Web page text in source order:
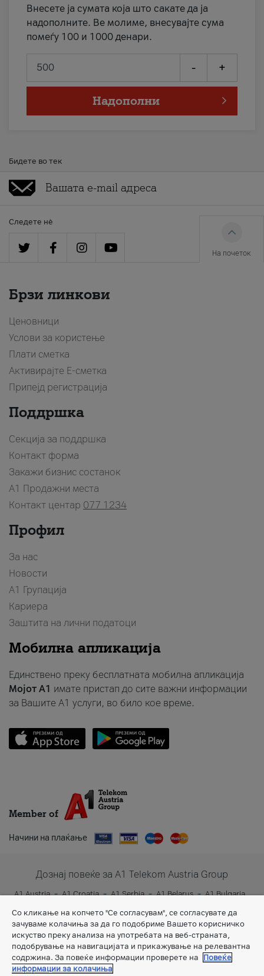
Внесете ја сумата која што сакате да ја
надополните. Ве молиме, внесувајте сума
помеѓу 100 и 1000 денари.
- +
Надополни
Бидете во тек
Следете нè
На почеток
Брзи линкови
Ценовници
Услови за користење
Плати сметка
Активирајте Е-сметка
Припејд регистрација
Поддршка
Секција за поддршка
Контакт форма
Закажи бизнис состанок
A1 Продажни места
Контакт центар 077 1234
Профил
За нас
Новости
А1 Групација
Кариера
Заштита на лични податоци
Мобилна апликација
Единствено преку бесплатната мобилна апликација
Мојот A1 имате пристап до сите важни информации
за Вашите A1 услуги, во било кое време.
Member of
Начини на плаќање
Дознај повеќе за A1 Telekom Austria Group
A1 Austria A1 Croatia A1 Serbia A1 Belarus
A1 Bulgaria
A1 Slovenia
A1 Digital
Со кликање на копчето "Се согласувам", се согласувате да
зачуваме колачиња за да го подобриме Вашето корисничко
искуство преку анализа на употребата на веб-страната,
подобрување на навигацијата и прикажување на релевантна
содржина. За повеќе информации проверете на
Повеќе
информации за колачиња